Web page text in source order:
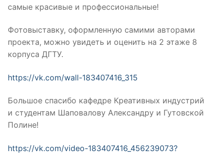
самые красивые и профессиональные!
Фотовыставку, оформленную самими авторами
проекта, можно увидеть и оценить на 2 этаже 8
корпуса ДГТУ.
https://vk.com/wall-183407416_315
Большое спасибо кафедре Креативных индустрий
и студентам Шаповалову Александру и Гутовской
Полине!
https://vk.com/video-183407416_456239073?